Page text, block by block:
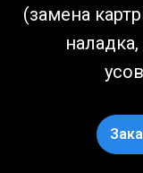
(замена